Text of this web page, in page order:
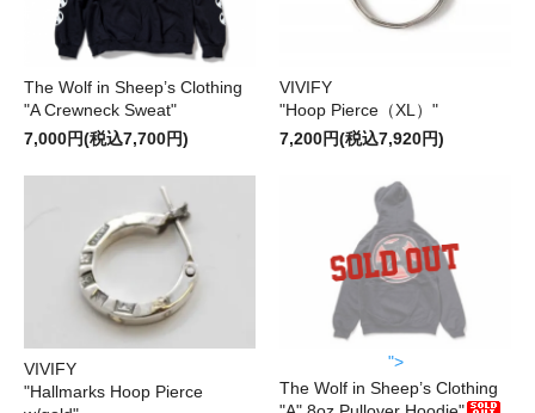
The Wolf in Sheep’s Clothing
"A Crewneck Sweat"
7,000円(税込7,700円)
VIVIFY
"Hoop Pierce（XL）"
7,200円(税込7,920円)
VIVIFY
"Hallmarks Hoop Pierce
">
The Wolf in Sheep’s Clothing